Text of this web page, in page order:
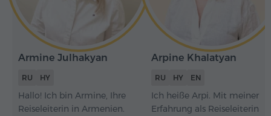
Armine Julhakyan
RU HY
Hallo! Ich bin Armine, Ihre
Reiseleiterin in Armenien.
Arpine Khalatyan
RU HY EN
Ich heiße Arpi. Mit meiner
Erfahrung als Reiseleiterin